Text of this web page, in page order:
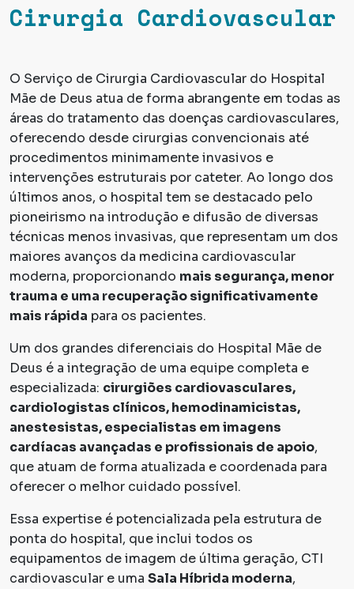
Cirurgia Cardiovascular
O Serviço de Cirurgia Cardiovascular do Hospital
Mãe de Deus atua de forma abrangente em todas as
áreas do tratamento das doenças cardiovasculares,
oferecendo desde cirurgias convencionais até
procedimentos minimamente invasivos e
intervenções estruturais por cateter. Ao longo dos
últimos anos, o hospital tem se destacado pelo
pioneirismo na introdução e difusão de diversas
técnicas menos invasivas, que representam um dos
maiores avanços da medicina cardiovascular
moderna, proporcionando mais segurança, menor
trauma e uma recuperação significativamente
mais rápida para os pacientes.
Um dos grandes diferenciais do Hospital Mãe de
Deus é a integração de uma equipe completa e
especializada: cirurgiões cardiovasculares,
cardiologistas clínicos, hemodinamicistas,
anestesistas, especialistas em imagens
cardíacas avançadas e profissionais de apoio,
que atuam de forma atualizada e coordenada para
oferecer o melhor cuidado possível.
Essa expertise é potencializada pela estrutura de
ponta do hospital, que inclui todos os
equipamentos de imagem de última geração, CTI
cardiovascular e uma Sala Híbrida moderna,